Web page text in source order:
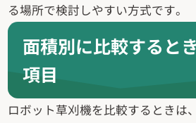
る場所で検討しやすい方式です。
面積別に比較すると
項目
ロボット草刈機を比較するときは